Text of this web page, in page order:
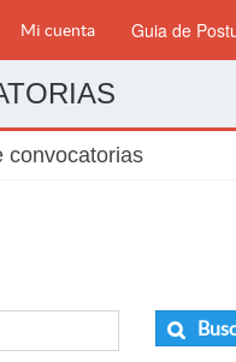
Mi cuenta Guia de
convocatorias